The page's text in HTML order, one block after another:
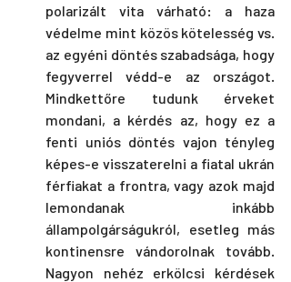
polarizált vita várható: a haza
védelme mint közös kötelesség vs.
az egyéni döntés szabadsága, hogy
fegyverrel védd-e az országot.
Mindkettőre tudunk érveket
mondani, a kérdés az, hogy ez a
fenti uniós döntés vajon tényleg
képes-e visszaterelni a fiatal ukrán
férfiakat a frontra, vagy azok majd
lemondanak inkább
állampolgárságukról, esetleg más
kontinensre vándorolnak tovább.
Nagyon nehéz erkölcsi kérdések